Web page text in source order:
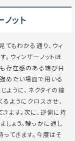
ット
てもわかる通り、ウィ
ウィンザーノットほ
も存在感のある結び目
めたい場面で用いる
ように、ネクタイの縫
ようにクロスさせ、
ます。次に、逆側に持
しょう。輪っかに通し
てきます。今度はそ